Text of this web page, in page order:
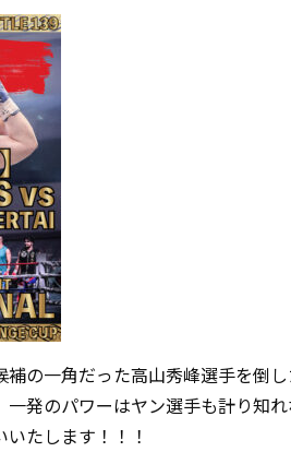
の一角だった高山秀峰選手を倒
発のパワーはヤン選手も計り知れ
たします！！！